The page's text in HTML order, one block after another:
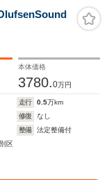
ク
グ
ール スマート
本体価格
3780.0万円
走行 0.5万km
修復
なし
整備
法定整備付
区